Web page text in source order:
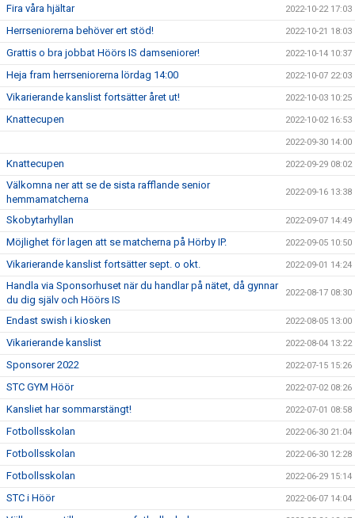
Fira våra hjältar 2022-10-22 17:03
Herrseniorerna behöver ert stöd! 2022-10-21 18:03
Grattis o bra jobbat Höörs IS damseniorer! 2022-10-14 10:37
Heja fram herrseniorerna lördag 14:00 2022-10-07 22:03
Vikarierande kanslist fortsätter året ut! 2022-10-03 10:25
Knattecupen 2022-10-02 16:53
2022-09-30 14:00
Knattecupen 2022-09-29 08:02
Välkomna ner att se de sista rafflande senior
hemmamatcherna
2022-09-16 13:38
Skobytarhyllan 2022-09-07 14:49
Möjlighet för lagen att se matcherna på Hörby IP. 2022-09-05 10:50
Vikarierande kanslist fortsätter sept. o okt. 2022-09-01 14:24
Handla via Sponsorhuset när du handlar på nätet, då gynnar
du dig själv och Höörs IS
2022-08-17 08:30
Endast swish i kiosken 2022-08-05 13:00
Vikarierande kanslist 2022-08-04 13:22
Sponsorer 2022 2022-07-15 15:26
STC GYM Höör 2022-07-02 08:26
Kansliet har sommarstängt! 2022-07-01 08:58
Fotbollsskolan 2022-06-30 21:04
Fotbollsskolan 2022-06-30 12:28
Fotbollsskolan 2022-06-29 15:14
STC i Höör 2022-06-07 14:04